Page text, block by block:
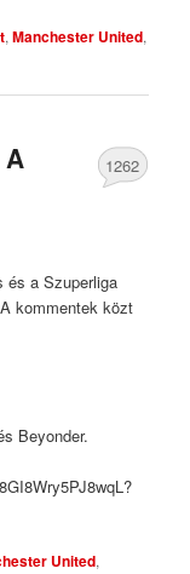
,Manchester United,
1262
és a Szuperliga
kommentek közt
Beyonder.
United,